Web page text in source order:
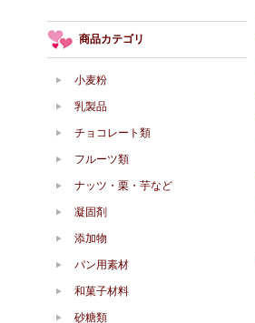
商品カテゴリ
小麦粉
乳製品
チョコレート類
フルーツ類
ナッツ・栗・芋など
凝固剤
添加物
パン用素材
和菓子材料
砂糖類